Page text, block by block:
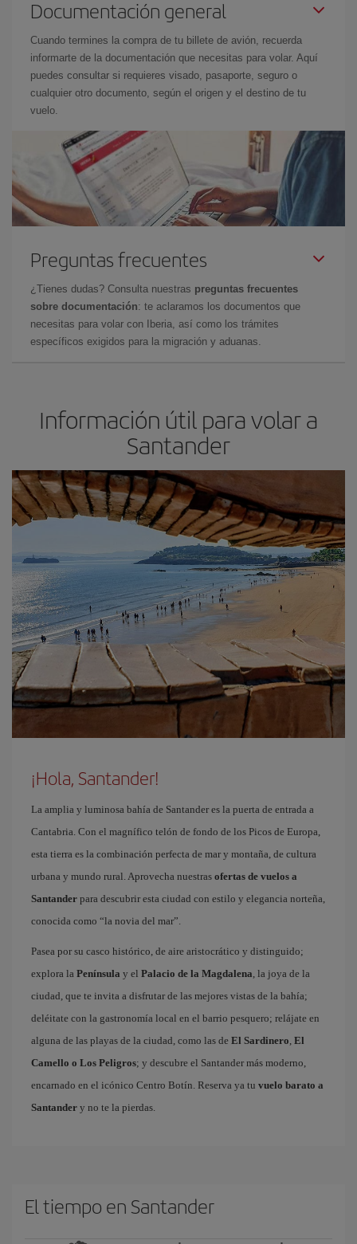
Documentación general
Cuando termines la compra de tu billete de avión, recuerda
informarte de la documentación que necesitas para volar. Aquí
puedes consultar si requieres visado, pasaporte, seguro o
cualquier otro documento, según el origen y el destino de tu
vuelo.
Preguntas frecuentes
¿Tienes dudas? Consulta nuestras preguntas frecuentes
sobre documentación: te aclaramos los documentos que
necesitas para volar con Iberia, así como los trámites
específicos exigidos para la migración y aduanas.
Información útil para volar a
Santander
¡Hola, Santander!
La amplia y luminosa bahía de Santander es la puerta de entrada a
Cantabria. Con el magnífico telón de fondo de los Picos de Europa,
esta tierra es la combinación perfecta de mar y montaña, de cultura
urbana y mundo rural. Aprovecha nuestras ofertas de vuelos a
Santander para descubrir esta ciudad con estilo y elegancia norteña,
conocida como “la novia del mar”.
Pasea por su casco histórico, de aire aristocrático y distinguido;
explora la Península y el Palacio de la Magdalena, la joya de la
ciudad, que te invita a disfrutar de las mejores vistas de la bahía;
deléitate con la gastronomía local en el barrio pesquero; relájate en
alguna de las playas de la ciudad, como las de El Sardinero, El
Camello o Los Peligros; y descubre el Santander más moderno,
encarnado en el icónico Centro Botín. Reserva ya tu vuelo barato a
Santander y no te la pierdas.
El tiempo en Santander